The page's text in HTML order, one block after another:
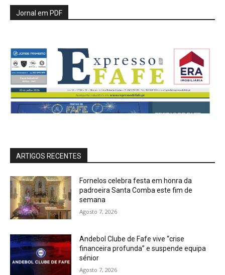
Jornal em PDF
ARTIGOS RECENTES
Fornelos celebra festa em honra da
padroeira Santa Comba este fim de
semana
Agosto 7, 2026
Andebol Clube de Fafe vive “crise
financeira profunda” e suspende equipa
sénior
Agosto 7, 2026